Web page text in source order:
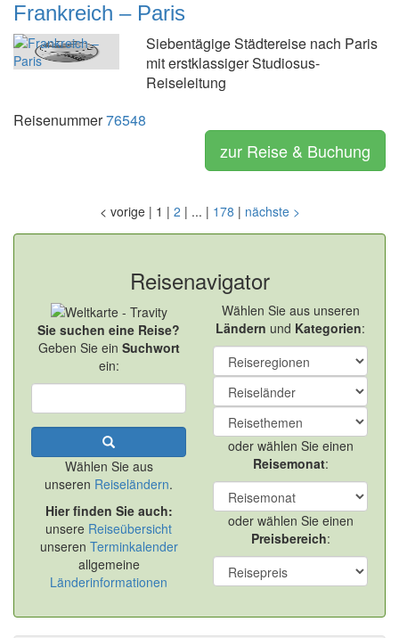
Frankreich – Paris
Siebentägige Städtereise nach Paris
mit erstklassiger Studiosus-
Reiseleitung
Reisenummer76548
zur Reise & Buchung
< vorige | 1 | 2 | ... | 178 | nächste >
Reisenavigator
Sie suchen eine Reise?
Geben Sie ein Suchwort
ein:
Wählen Sie aus
unseren Reiseländern.
Hier finden Sie auch:
unsere Reiseübersicht
unseren Terminkalender
allgemeine
Länderinformationen
Wählen Sie aus unseren
Ländern und Kategorien:
oder wählen Sie einen
Reisemonat:
oder wählen Sie einen
Preisbereich: